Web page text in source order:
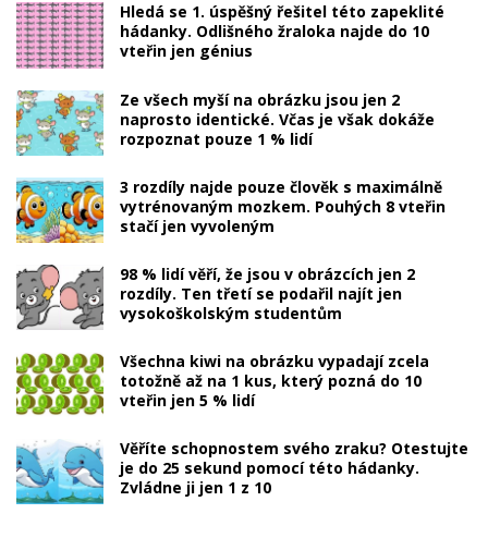
Hledá se 1. úspěšný řešitel této zapeklité
hádanky. Odlišného žraloka najde do 10
vteřin jen génius
Ze všech myší na obrázku jsou jen 2
naprosto identické. Včas je však dokáže
rozpoznat pouze 1 % lidí
3 rozdíly najde pouze člověk s maximálně
vytrénovaným mozkem. Pouhých 8 vteřin
stačí jen vyvoleným
98 % lidí věří, že jsou v obrázcích jen 2
rozdíly. Ten třetí se podařil najít jen
vysokoškolským studentům
Všechna kiwi na obrázku vypadají zcela
totožně až na 1 kus, který pozná do 10
vteřin jen 5 % lidí
Věříte schopnostem svého zraku? Otestujte
je do 25 sekund pomocí této hádanky.
Zvládne ji jen 1 z 10